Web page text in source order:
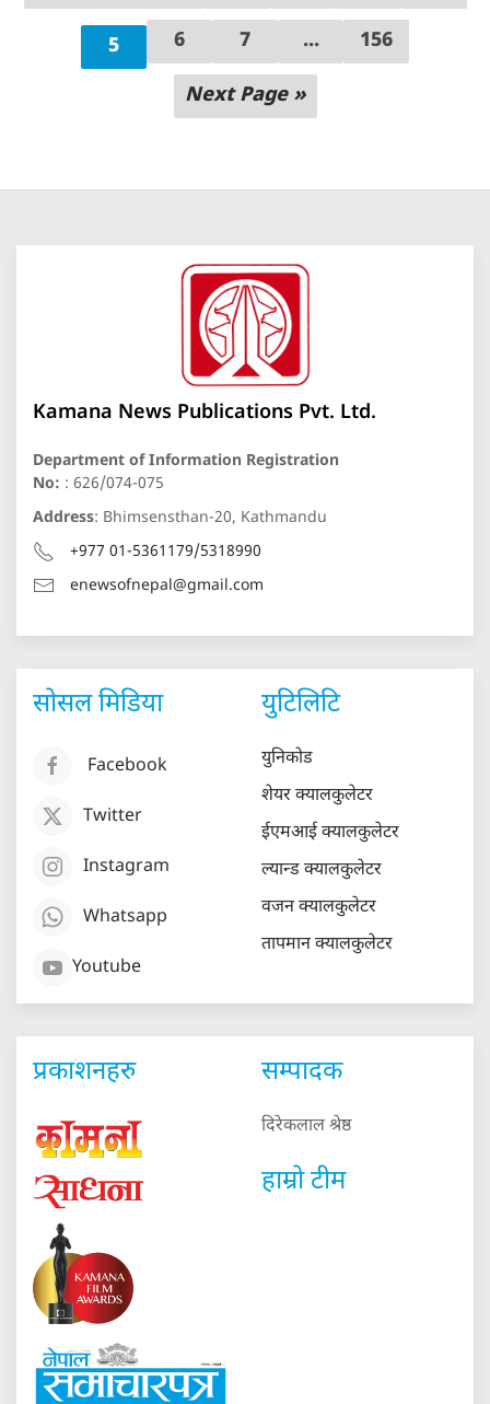
5 6 7 ... 156
Next Page »
Kamana News Publications Pvt. Ltd.
Department of Information Registration
No: : 626/074-075
Address: Bhimsensthan-20, Kathmandu
+977 01-5361179/5318990
enewsofnepal@gmail.com
सोसल मिडिया
Facebook
Twitter
Instagram
Whatsapp
Youtube
युटिलिटि
युनिकोड
शेयर क्यालकुलेटर
ईएमआई क्यालकुलेटर
ल्यान्ड क्यालकुलेटर
वजन क्यालकुलेटर
तापमान क्यालकुलेटर
प्रकाशनहरु सम्पादक
दिरेकलाल श्रेष्ठ
हाम्रो टीम